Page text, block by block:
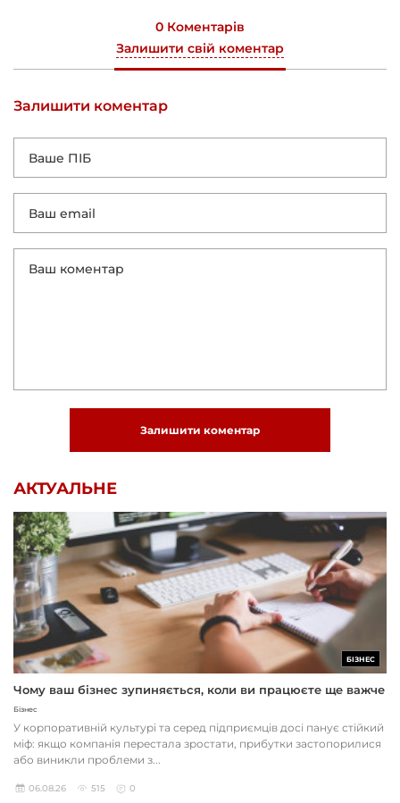
0 Коментарів
Залишити свій коментар
Залишити коментар
Залишити коментар
АКТУАЛЬНЕ
БІЗНЕС
Чому ваш бізнес зупиняється, коли ви працюєте ще важче
Бізнес
У корпоративній культурі та серед підприємців досі панує стійкий
міф: якщо компанія перестала зростати, прибутки застопорилися
або виникли проблеми з...
06.08.26 515 0